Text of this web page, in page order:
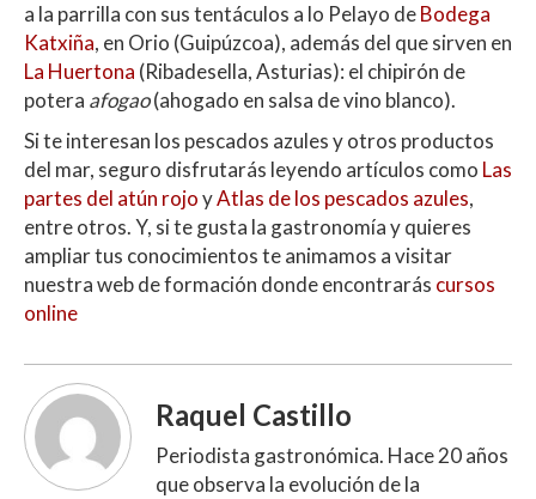
a la parrilla con sus tentáculos a lo Pelayo deBodega
Katxiña, en Orio (Guipúzcoa), además del que sirven en
La Huertona (Ribadesella, Asturias): el chipirón de
potera afogao(ahogado en salsa de vino blanco).
Si te interesan los pescados azules y otros productos
del mar, seguro disfrutarás leyendo artículos como Las
partes del atún rojoyAtlas de los pescados azules,
entre otros. Y, si te gusta la gastronomía y quieres
ampliar tus conocimientos te animamos a visitar
nuestra web de formación donde encontrarás cursos
online
Raquel Castillo
Periodista gastronómica. Hace 20 años
que observa la evolución de la